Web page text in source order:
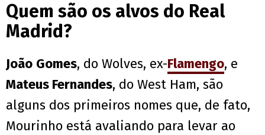
Quem são os alvos do Real
Madrid?
João Gomes, do Wolves, ex-Flamengo, e
Mateus Fernandes, do West Ham, são
alguns dos primeiros nomes que, de fato,
Mourinho está avaliando para levar ao